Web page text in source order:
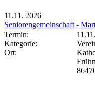
11.11. 2026
Seniorengemeinschaft -
Termin:
Kategorie:
Ort: